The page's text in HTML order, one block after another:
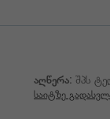
აღწერა: შპს
საიტზე